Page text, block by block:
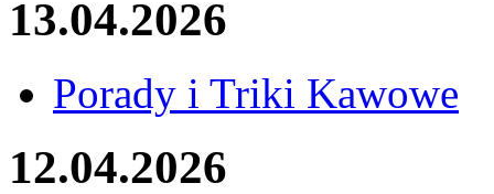
13.04.2026
Porady i Triki Kawowe
12.04.2026